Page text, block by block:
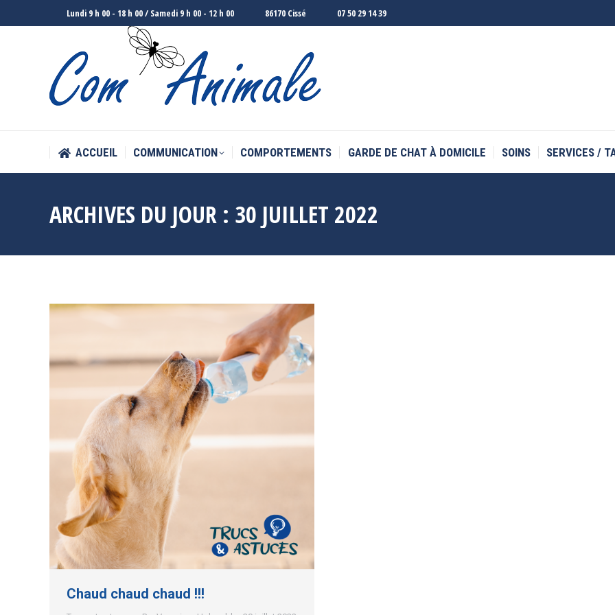
Lundi 9 h 00 - 18 h 00 / Samedi 9 h 00 - 12 h 00 86170 Cissé 07 50 29 14 39
ACCUEIL COMMUNICATION COMPORTEMENTS GARDE DE CHAT À DOMICILE SOINS SERVICES /
ARCHIVES DU JOUR : 30 JUILLET 2022
Chaud chaud chaud !!!